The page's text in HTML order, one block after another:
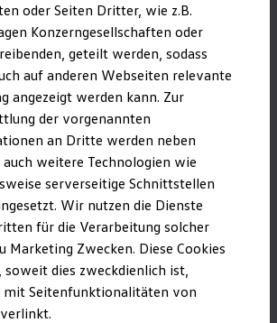
Kollektion
Kollektion
Drop
football
Updates
Ersatzteile
und HU/AU
und Checks
und Flüssigkeiten
und Reifen
und Unfallhilfe
Service
Teile
Zubehör
oder Seiten Dritter, wie z.B.
Konzerngesellschaften oder
geteilt werden, sodass
auf anderen Webseiten relevante
angezeigt werden kann. Zur
der vorgenannten
an Dritte werden neben
auch weitere Technologien wie
serverseitige Schnittstellen
Wir nutzen die Dienste
für die Verarbeitung solcher
Marketing Zwecken. Diese Cookies
soweit dies zweckdienlich ist,
Seitenfunktionalitäten von